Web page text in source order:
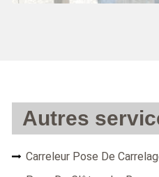
Autres
Carreleur Pose De